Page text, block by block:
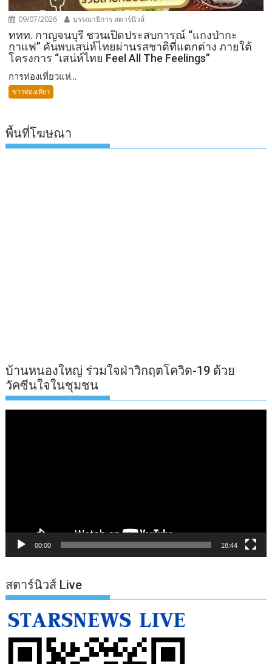
09/07/2026 บรรณาธิการ สตาร์นิวส์
ททท. กาญจนบุรี ชวนเปิดประสบการณ์ “แกงป่ากะ
กาแฟ” คันพบเสน่ห์ไทยผ่านรสชาติที่แตกต่าง ภายใต้
โครงการ “เสน่ห์ไทย Feel All The Feelings”
การท่องเที่ยวแห่...
ข่าวท่องเที่ยว
พื้นที่โฆษณา
บ้านหนองใหญ่ ร่วมใจฝ่าวิกฤตโควิด-19 ด้วย
วัคซีนใจในชุมชน
00:00 18:44
สตาร์นิวส์ Live